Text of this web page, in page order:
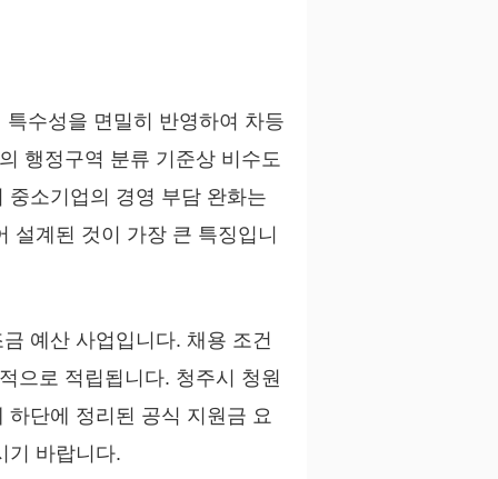
수성을 면밀히 반영하여 차등
행정구역 분류 기준상 비수도
소기업의 경영 부담 완화는
설계된 것이 가장 큰 특징입니
예산 사업입니다. 채용 조건
으로 적립됩니다. 청주시 청원
단에 정리된 공식 지원금 요
기 바랍니다.